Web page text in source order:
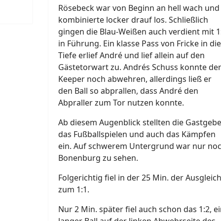
Rösebeck war von Beginn an hell wach und
kombinierte locker drauf los. Schließlich
gingen die Blau-Weißen auch verdient mit
in Führung. Ein klasse Pass von Fricke in die
Tiefe erlief André und lief allein auf den
Gästetorwart zu. Andrés Schuss konnte der
Keeper noch abwehren, allerdings ließ er
den Ball so abprallen, dass André den
Abpraller zum Tor nutzen konnte.
Ab diesem Augenblick stellten die
das Fußballspielen und auch das Kämpfen
ein. Auf schwerem Untergrund war nur
Bonenburg zu sehen.
Folgerichtig fiel in der 25 Min. der Ausgleich
zum 1:1.
Nur 2 Min. später fiel auch schon das 1:2,